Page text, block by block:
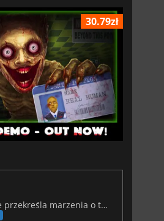
30.79zł
Wyciek ceny Steam Frame przekreśla marzenia o tanim zestawie VR